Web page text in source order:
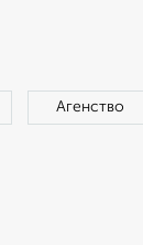
Агенство